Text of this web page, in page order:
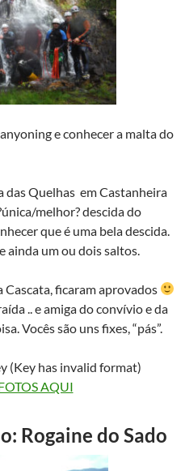
e conhecer a malta do
das Quelhas em Castanheira
melhor? descida do
que é uma bela descida.
ainda um ou dois saltos.
Cascata, ficaram aprovados
.. e amiga do convívio e da
Vocês são uns fixes, “pás”.
(Key has invalid format)
AQUI
Rogaine do Sado